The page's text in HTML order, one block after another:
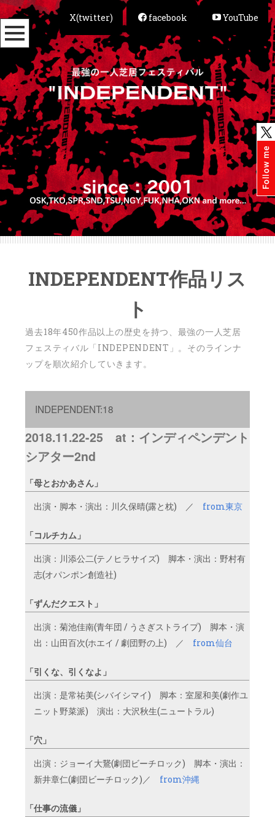
X(twitter) facebook YouTube
INDEPENDENT作品リス
ト
過去18年450作品以上の歴史を持つ、最強の一人芝居
フェスティバル「INDEPENDENT」。そのラインナ
ップを順次紹介していきます。
INDEPENDENT:18
2018.11.22-25 at：インディペンデント
シアター2nd
「母とおかあさん」
出演・脚本・演出：川久保晴(露と枕) ／ from東京
「コルチカム」
出演：川添公二(テノヒラサイズ) 脚本・演出：野村有
志(オパンポン創造社)
「ずんだクエスト」
出演：菊池佳南(青年団 / うさぎストライプ) 脚本・演
出：山田百次(ホエイ / 劇団野の上) ／ from仙台
「引くな、引くなよ」
出演：是常祐美(シバイシマイ) 脚本：室屋和美(劇作ユ
ニット野菜派) 演出：大沢秋生(ニュートラル)
「穴」
出演：ジョーイ大鵞(劇団ビーチロック) 脚本・演出：
新井章仁(劇団ビーチロック)／ from沖縄
「仕事の流儀」